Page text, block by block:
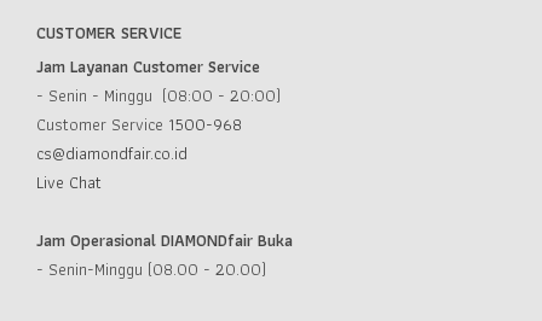
CUSTOMER SERVICE
Jam Layanan Customer Service
- Senin - Minggu (08:00 - 20:00)
Customer Service 1500-968
cs@diamondfair.co.id
Live Chat
Jam Operasional DIAMONDfair Buka
- Senin-Minggu (08.00 - 20.00)